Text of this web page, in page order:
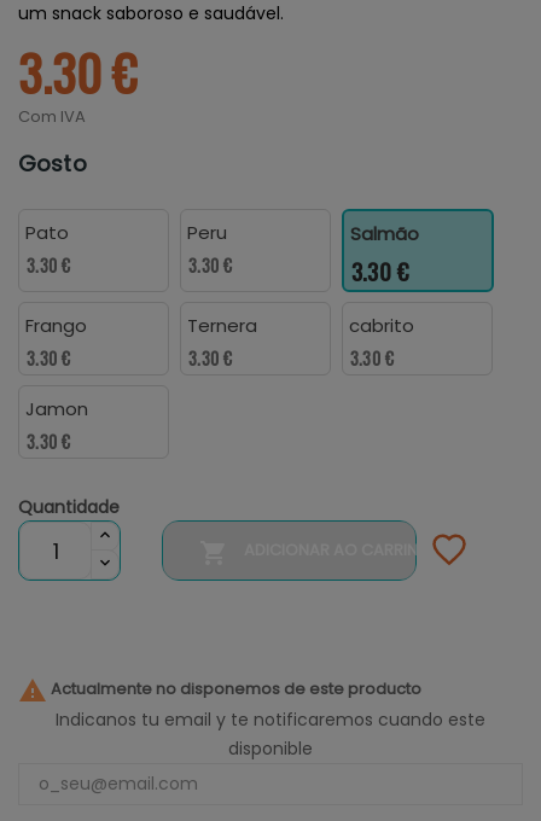
um snack saboroso e saudável.
3.30 €
Com IVA
Gosto
Pato
3.30 €
Peru
3.30 €
Salmão
3.30 €
Frango
3.30 €
Ternera
3.30 €
cabrito
3.30 €
Jamon
3.30 €
Quantidade
ADICIONAR AO CARRINHO
 Actualmente no disponemos de este producto
Indicanos tu email y te notificaremos cuando este
disponible